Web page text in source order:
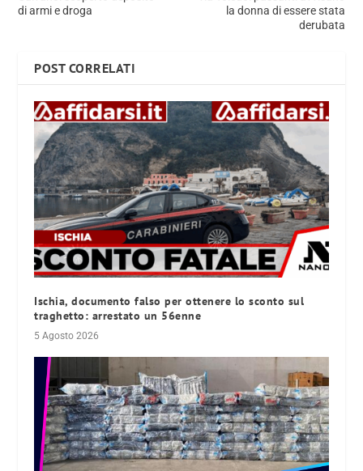
di armi e droga
la donna di essere stata
derubata
POST CORRELATI
Ischia, documento falso per ottenere lo sconto sul
traghetto: arrestato un 56enne
5 Agosto 2026